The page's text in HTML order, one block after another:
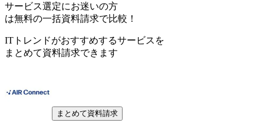
サービス選定にお迷いの方
は無料の一括資料請求で比較！
ITトレンドがおすすめするサービスを
まとめて資料請求できます
まとめて資料請求